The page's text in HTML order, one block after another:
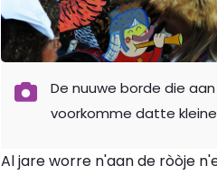
De nuuwe borde die
voorkomme datte
Al jare worre n'aan de ròòje